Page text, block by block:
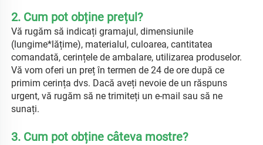
2. Cum pot obține prețul?
Vă rugăm să indicați gramajul, dimensiunile
(lungime*lățime), materialul, culoarea, cantitatea
comandată, cerințele de ambalare, utilizarea produselor.
Vă vom oferi un preț în termen de 24 de ore după ce
primim cerința dvs. Dacă aveți nevoie de un răspuns
urgent, vă rugăm să ne trimiteți un e-mail sau să ne
sunați.
3. Cum pot obține câteva mostre?